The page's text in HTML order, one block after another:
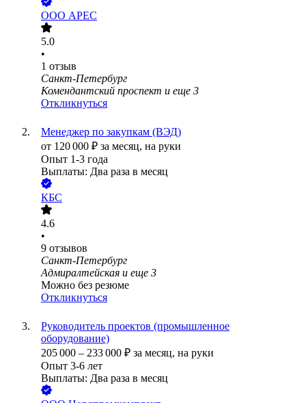
ООО АРЕС
5.0
•
1 отзыв
Санкт-Петербург
Комендантский проспект и еще 3
Откликнуться
Менеджер по закупкам (ВЭД)
от 120 000 ₽ за месяц, на руки
Опыт 1-3 года
Выплаты: Два раза в месяц
КБС
4.6
•
9 отзывов
Санкт-Петербург
Адмиралтейская и еще 3
Можно без резюме
Откликнуться
Руководитель проектов (промышленное
оборудование)
205 000 – 233 000 ₽ за месяц, на руки
Опыт 3-6 лет
Выплаты: Два раза в месяц